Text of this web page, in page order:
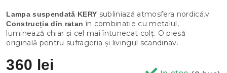
360 lei
Lampa suspendată KERY subliniază atmosfera nordică.v
Construcția din ratan în combinație cu metalul,
luminează chiar și cel mai întunecat colț. O piesă
originală pentru sufrageria și livingul scandinav.